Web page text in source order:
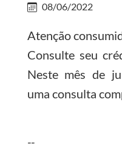
08/06/2022
Atenção
Consulte seu
Neste mês de
uma consulta
--